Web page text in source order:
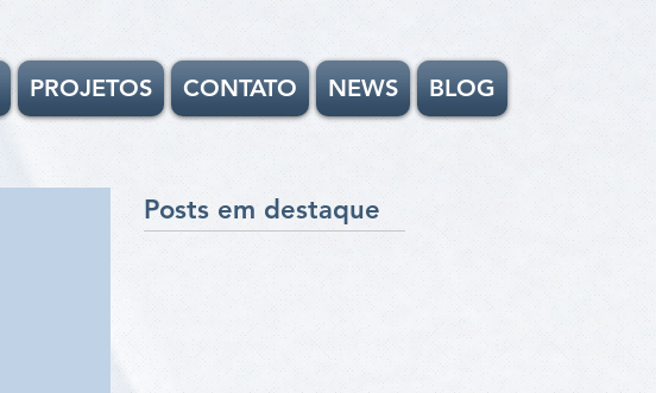
PROJETOS CONTATO NEWS BLOG
Posts em destaque